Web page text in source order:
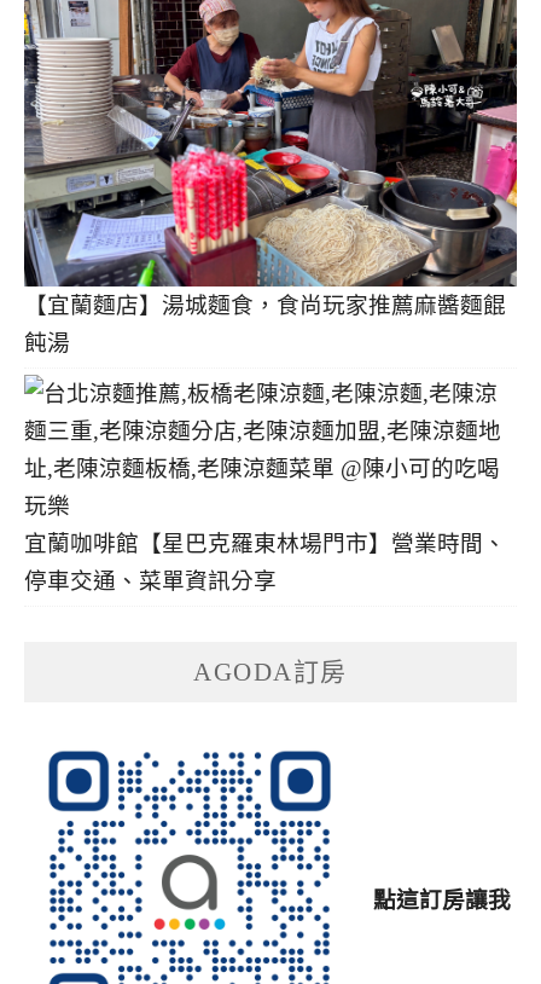
【宜蘭麵店】湯城麵食，食尚玩家推薦麻醬麵餛
飩湯
宜蘭咖啡館【星巴克羅東林場門市】營業時間、
停車交通、菜單資訊分享
AGODA訂房
點這訂房讓我